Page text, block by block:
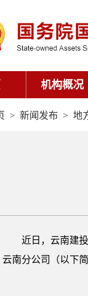
机构概况
> 新闻发布 > 地
近日，云南建
云南分公司（以下